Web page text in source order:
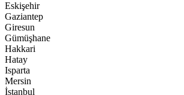
Eskişehir
Gaziantep
Giresun
Gümüşhane
Hakkari
Hatay
Isparta
Mersin
İstanbul